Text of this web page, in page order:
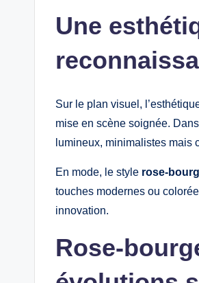
Une
Sur le plan visuel,
mise en scène soignée.
lumineux, minimalistes mais
En mode, le style rose-
touches modernes ou
innovation.
Rose-